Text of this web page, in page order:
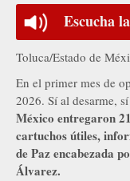
Escucha
Toluca/Estado de
En el primer mes de
2026. Sí al desarme,
México entregaron
cartuchos útiles,
de Paz encabezada
Álvarez.